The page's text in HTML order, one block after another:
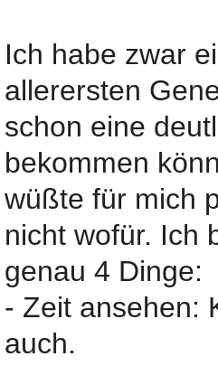
Ich habe zwar
allerersten
schon eine
bekommen
wüßte für mich
nicht wofür. Ich
genau 4 Dinge:
- Zeit ansehen:
auch.